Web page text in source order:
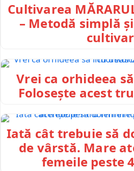
Cultivarea
– Metodă simplă
Vrei ca orhideea
Folosește acest
Iată cât trebuie să
de vârstă. Mare
femeile peste